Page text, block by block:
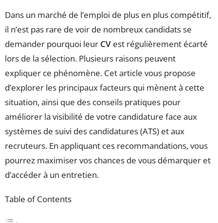
Dans un marché de l’emploi de plus en plus compétitif,
il n’est pas rare de voir de nombreux candidats se
demander pourquoi leur CV est régulièrement écarté
lors de la sélection. Plusieurs raisons peuvent
expliquer ce phénomène. Cet article vous propose
d’explorer les principaux facteurs qui mènent à cette
situation, ainsi que des conseils pratiques pour
améliorer la visibilité de votre candidature face aux
systèmes de suivi des candidatures (ATS) et aux
recruteurs. En appliquant ces recommandations, vous
pourrez maximiser vos chances de vous démarquer et
d’accéder à un entretien.
Table of Contents